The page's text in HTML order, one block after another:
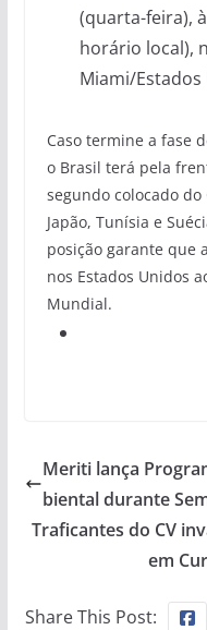
(quarta-feira),
horário local),
Miami/Estados
Caso termine a fase
o Brasil terá pela
segundo colocado
Japão, Tunísia e
posição garante que
nos Estados Unidos
Mundial.
Meriti lança
biental durante
Traficantes do CV
em
Share This Post: